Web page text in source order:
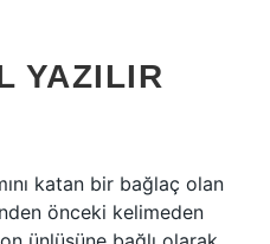
YAZILIR
katan bir bağlaç olan
önceki kelimeden